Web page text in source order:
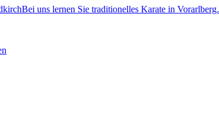
Bei uns lernen Sie traditionelles Karate in Vorarlberg.